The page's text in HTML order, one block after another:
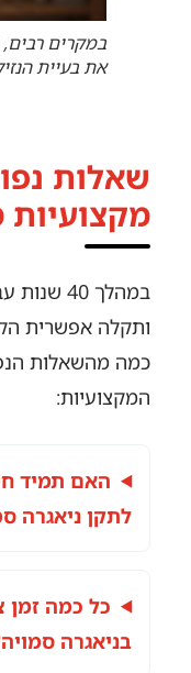
במקרים
את בעיית
שאלות
מקצועיות
במהלך 40
ותקלה אפשרית
כמה מהשאלות
המקצועיות:
האם תמיד
לתקן ניאגרה
כל כמה זמן
בניאגרה